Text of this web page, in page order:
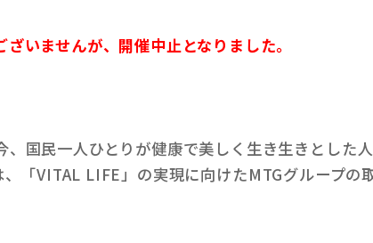
いませんが、開催中止となりました。
国民一人ひとりが健康で美しく生き生きとした
「VITAL LIFE」の実現に向けたMTGグループの